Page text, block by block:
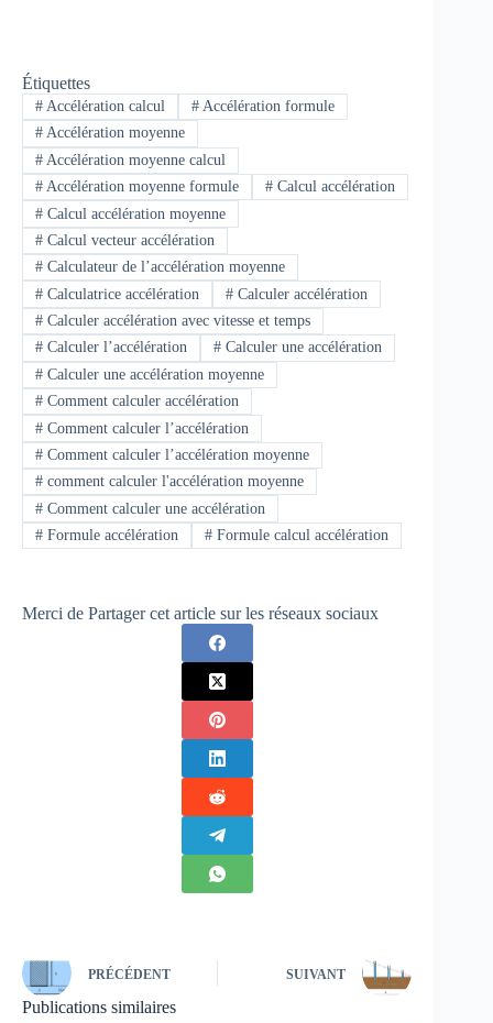
Étiquettes
#Accélération calcul #Accélération formule
#Accélération moyenne
#Accélération moyenne calcul
#Accélération moyenne formule #Calcul accélération
#Calcul accélération moyenne
#Calcul vecteur accélération
#Calculateur de l’accélération moyenne
#Calculatrice accélération #Calculer accélération
#Calculer accélération avec vitesse et temps
#Calculer l’accélération #Calculer une accélération
#Calculer une accélération moyenne
#Comment calculer accélération
#Comment calculer l’accélération
#Comment calculer l’accélération moyenne
#comment calculer l'accélération moyenne
#Comment calculer une accélération
#Formule accélération #Formule calcul accélération
Merci de Partager cet article sur les réseaux sociaux
PRÉCÉDENT SUIVANT
Publications similaires